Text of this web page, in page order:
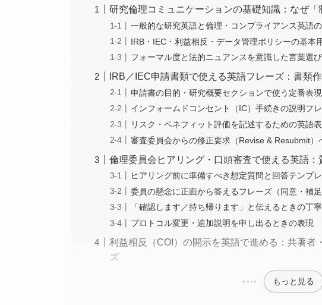
研究倫理コミュニケーションの基礎知識：なぜ
一般的な研究英語と倫理・コンプライアンス英語
IRB・IEC・利益相反・データ管理ポリシーの基本
フォーマル度と法的ニュアンスを意識した言葉選び
IRB／IEC申請書類で使える英語フレーズ：書類
申請書の目的・研究概要セクションで使う定番表現
インフォームドコンセント（IC）手続きの説明フ
リスク・ベネフィット評価を記述するための英語
審査委員会からの修正要求（Revise & Resubmit）
倫理委員会ヒアリング・口頭審査で使える英語
ヒアリング前に準備すべき想定質問と回答テンプ
委員の懸念に正面から答えるフレーズ（同意・補足
「確認します／持ち帰ります」と伝えるときの丁
プロトコル変更・追加説明を申し出るときの表現
利益相反（COI）の開示を英語で進める：共著者
ズ
もっと見る